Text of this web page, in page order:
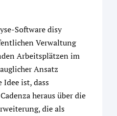
Software disy
Verwaltung
Arbeitsplätzen im
Ansatz
ist, dass
heraus über die
die als